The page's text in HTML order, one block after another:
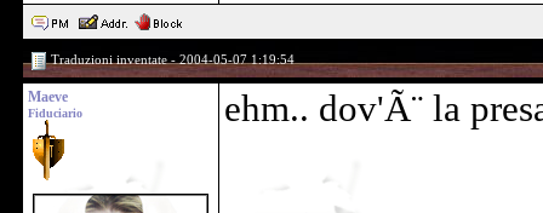
Traduzioni inventate - 2004-05-07 1:19:54
Maeve
Fiduciario ehm.. dov'Ã¨ la